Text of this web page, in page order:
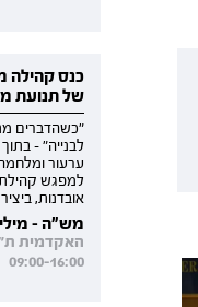
כנס קהילה
של תנועת
"כשהדברים
לבנייה" -
ערעור
למפגש
אובדנות,
מש"ה -
09:00-16:00